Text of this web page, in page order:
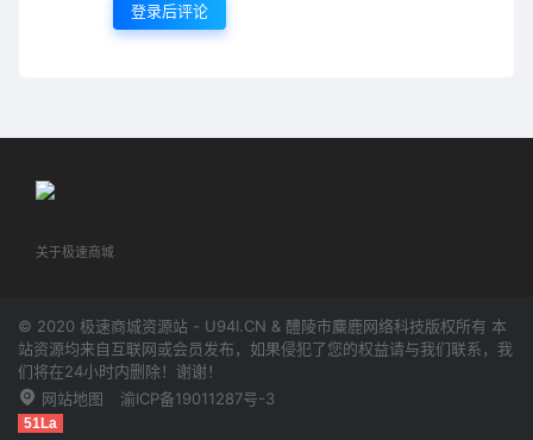
登录后评论
关于极速商城
© 2020 极速商城资源站 - U94I.CN & 醴陵市麋鹿网络科技版权所有 本
站资源均来自互联网或会员发布，如果侵犯了您的权益请与我们联系，我
们将在24小时内删除！谢谢！
网站地图
渝ICP备19011287号-3
51La